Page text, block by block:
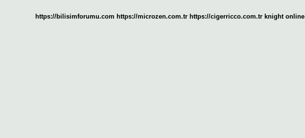
https://bilisimforumu.com https://microzen.com.tr https://cigerricco.com.tr knight online